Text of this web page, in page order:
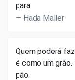
para.
Hada Maller
Quem poderá
é como um
pão.